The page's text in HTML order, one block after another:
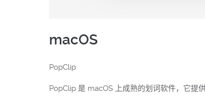
macOS
PopClip
PopClip 是 macOS 上成熟的划词软件，它提